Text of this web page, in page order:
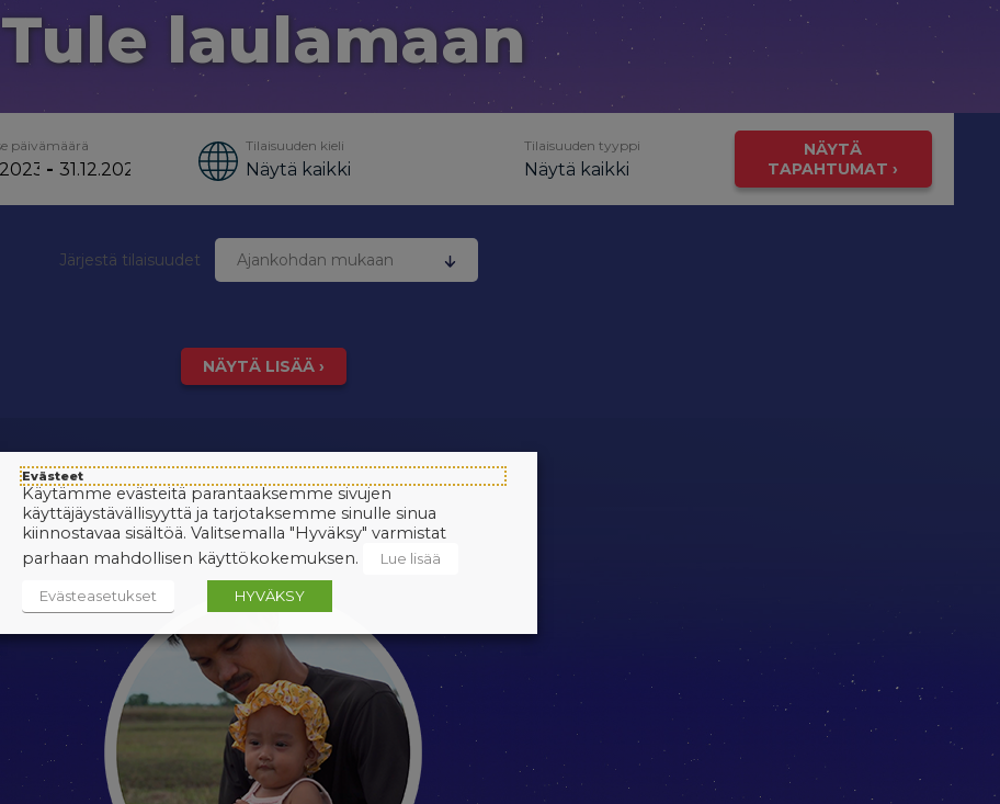
Tule laulamaan
päivämäärä
-
Tilaisuuden kieli
Näytä kaikki
Tilaisuuden tyyppi
Näytä kaikki
NÄYTÄ
TAPAHTUMAT ›
Järjestä tilaisuudet Ajankohdan mukaan
NÄYTÄ LISÄÄ ›
Evästeet
Käytämme evästeitä parantaaksemme sivujen
käyttäjäystävällisyyttä ja tarjotaksemme sinulle sinua
kiinnostavaa sisältöä. Valitsemalla "Hyväksy" varmistat
parhaan mahdollisen käyttökokemuksen.
Lue lisää
Evästeasetukset HYVÄKSY